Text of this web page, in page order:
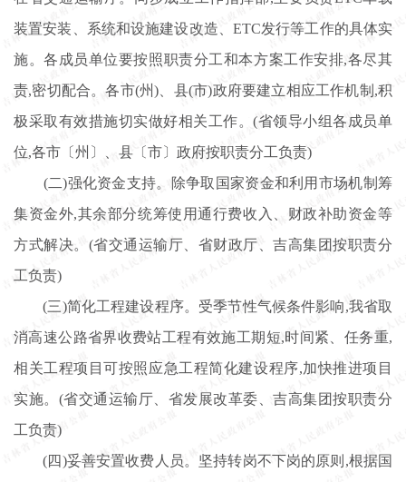
装置安装、系统和设施建设改造、ETC发行等工作的具体实
施。各成员单位要按照职责分工和本方案工作安排,各尽其
责,密切配合。各市(州)、县(市)政府要建立相应工作机制,积
极采取有效措施切实做好相关工作。(省领导小组各成员单
位,各市〔州〕、县〔市〕政府按职责分工负责)
(二)强化资金支持。除争取国家资金和利用市场机制筹
集资金外,其余部分统筹使用通行费收入、财政补助资金等
方式解决。(省交通运输厅、省财政厅、吉高集团按职责分
工负责)
(三)简化工程建设程序。受季节性气候条件影响,我省取
消高速公路省界收费站工程有效施工期短,时间紧、任务重,
相关工程项目可按照应急工程简化建设程序,加快推进项目
实施。(省交通运输厅、省发展改革委、吉高集团按职责分
工负责)
(四)妥善安置收费人员。坚持转岗不下岗的原则,根据国